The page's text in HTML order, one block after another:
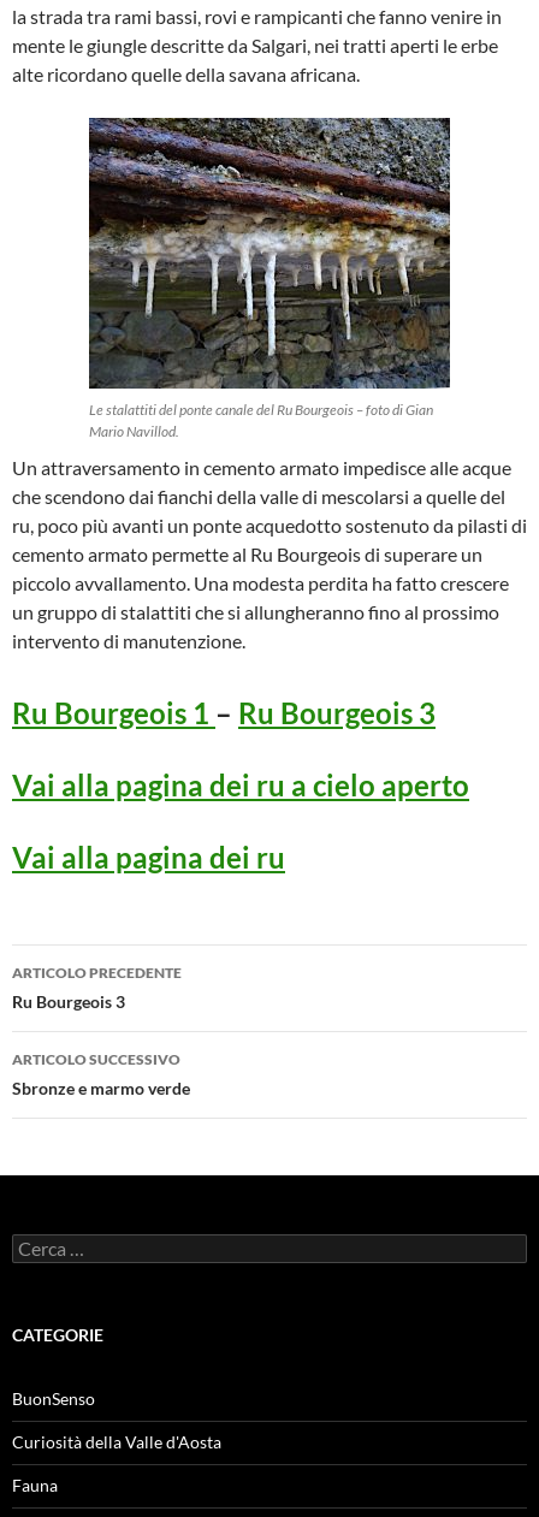
la strada tra rami bassi, rovi e rampicanti che fanno venire in
mente le giungle descritte da Salgari, nei tratti aperti le erbe
alte ricordano quelle della savana africana.
Le stalattiti del ponte canale del Ru Bourgeois – foto di Gian
Mario Navillod.
Un attraversamento in cemento armato impedisce alle acque
che scendono dai fianchi della valle di mescolarsi a quelle del
ru, poco più avanti un ponte acquedotto sostenuto da pilasti di
cemento armato permette al Ru Bourgeois di superare un
piccolo avvallamento. Una modesta perdita ha fatto crescere
un gruppo di stalattiti che si allungheranno fino al prossimo
intervento di manutenzione.
Ru Bourgeois 1 – Ru Bourgeois 3
Vai alla pagina dei ru a cielo aperto
Vai alla pagina dei ru
Navigazione
articolo
ARTICOLO PRECEDENTE
Ru Bourgeois 3
ARTICOLO SUCCESSIVO
Sbronze e marmo verde
Ricerca
per:
CATEGORIE
BuonSenso
Curiosità della Valle d'Aosta
Fauna